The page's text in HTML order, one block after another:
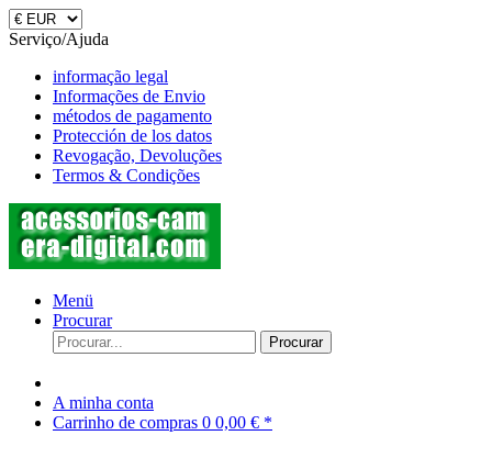
Serviço/Ajuda
informação legal
Informações de Envio
métodos de pagamento
Protección de los datos
Revogação, Devoluções
Termos & Condições
Menü
Procurar
Procurar
A minha conta
Carrinho de compras 0 0,00 € *